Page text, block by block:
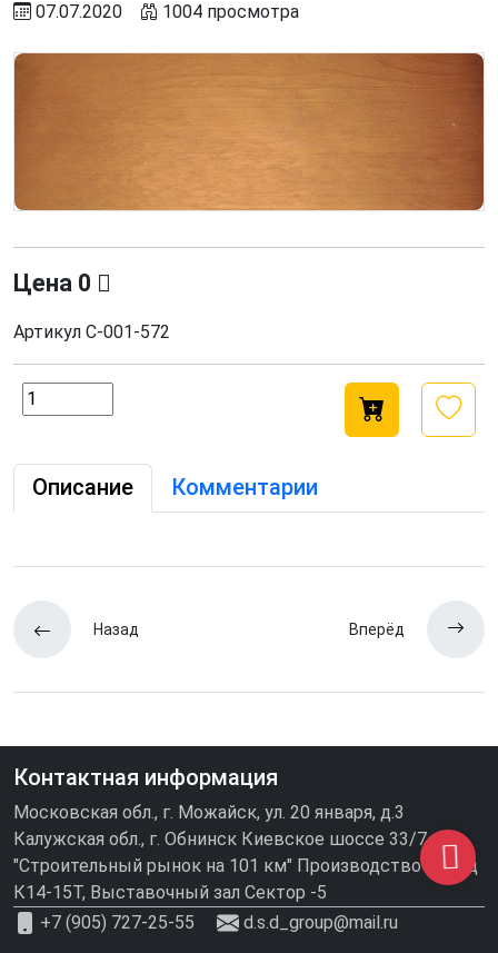
07.07.2020 1004 просмотра
Цена 0
Артикул С-001-572
Описание Комментарии
Назад Вперёд
Контактная информация
Московская обл., г. Можайск, ул. 20 января, д.3
Калужская обл., г. Обнинск Киевское шоссе 33/7
"Строительный рынок на 101 км" Производство\склад
К14-15Т, Выставочный зал Сектор -5
+7 (905) 727-25-55
d.s.d_group@mail.ru